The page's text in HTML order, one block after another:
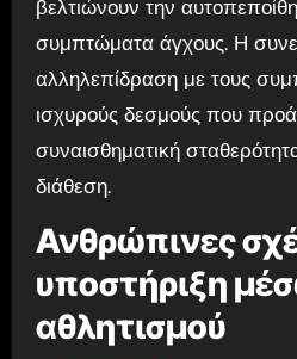
βελτιώνουν την
συμπτώματα άγχους. Η
αλληλεπίδραση με τους
ισχυρούς δεσμούς που
συναισθηματική
διάθεση.
Ανθρώπινες
υποστήριξη
αθλητισμού